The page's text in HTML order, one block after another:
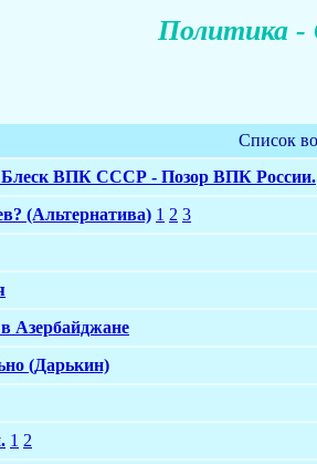
Политика -
Список
Блеск ВПК СССР - Позор ВПК России.
(Альтернатива) 1 2 3
Азербайджане
(Дарькин)
1 2